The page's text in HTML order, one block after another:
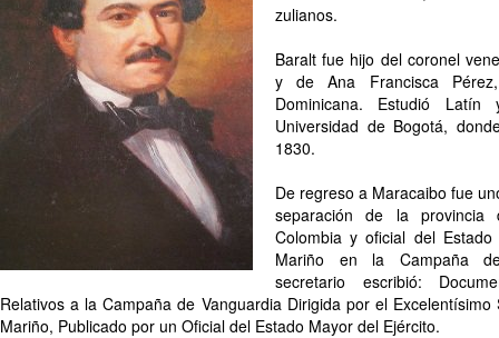
zulianos.
Baralt fue hijo del coronel
y de Ana Francisca
Dominicana. Estudió
Universidad de Bogotá,
1830.
De regreso a Maracaibo fue
separación de la
Colombia y oficial del
Mariño en la Campaña
secretario escribió:
Relativos a la Campaña de Vanguardia Dirigida por el
Mariño, Publicado por un Oficial del Estado Mayor del Ejército.